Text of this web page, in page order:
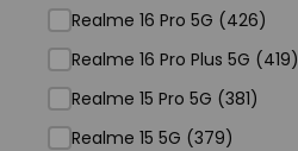
Realme 16 Pro 5G (426)
Realme 16 Pro Plus 5G (419)
Realme 15 Pro 5G (381)
Realme 15 5G (379)